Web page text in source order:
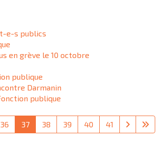
e-s publics
en grève le 10 octobre
publique
Darmanin
publique
36 37 38 39 40 41